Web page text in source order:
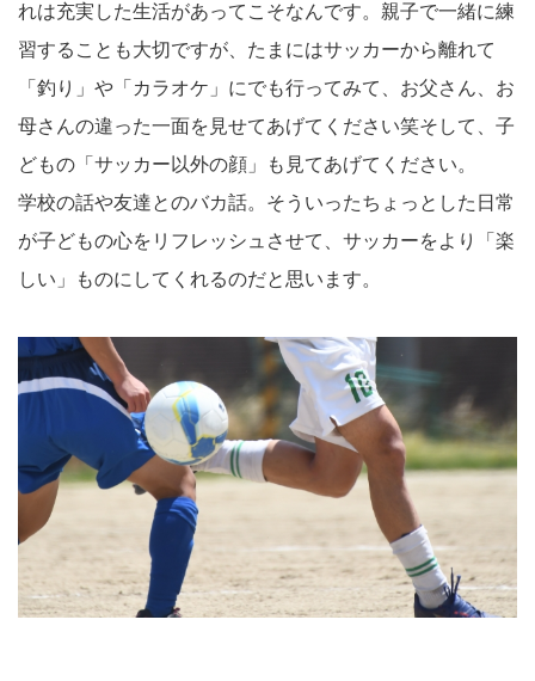
れは充実した生活があってこそなんです。親子で一緒に練
習することも大切ですが、たまにはサッカーから離れて
「釣り」や「カラオケ」にでも行ってみて、お父さん、お
母さんの違った一面を見せてあげてください笑そして、子
どもの「サッカー以外の顔」も見てあげてください。
学校の話や友達とのバカ話。そういったちょっとした日常
が子どもの心をリフレッシュさせて、サッカーをより「楽
しい」ものにしてくれるのだと思います。